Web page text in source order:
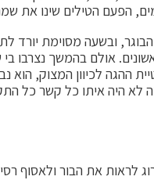
הפעם הטילים שינו את
הבוגר, ובשעה מסוימת
אולם בהמשך נצרבו
ההגה לכיוון
לא היה איתו כל קשר כל
לראות את הבור ולאסוף